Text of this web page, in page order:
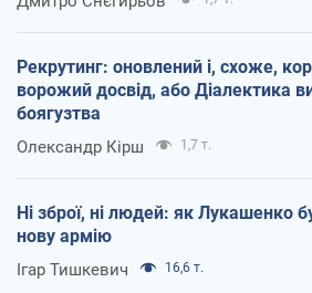
Рекрутинг: оновлений і, схоже,
ворожий досвід, або Діалектика
боягузтва
Олександр Кірш 1,7 т.
Ні зброї, ні людей: як Лукашенко
нову армію
Ігар Тишкевич 16,6 т.